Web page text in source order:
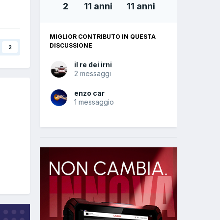
2
2 11 anni 11 anni
MIGLIOR CONTRIBUTO IN QUESTA
DISCUSSIONE
il re dei irni
2 messaggi
enzo car
1 messaggio